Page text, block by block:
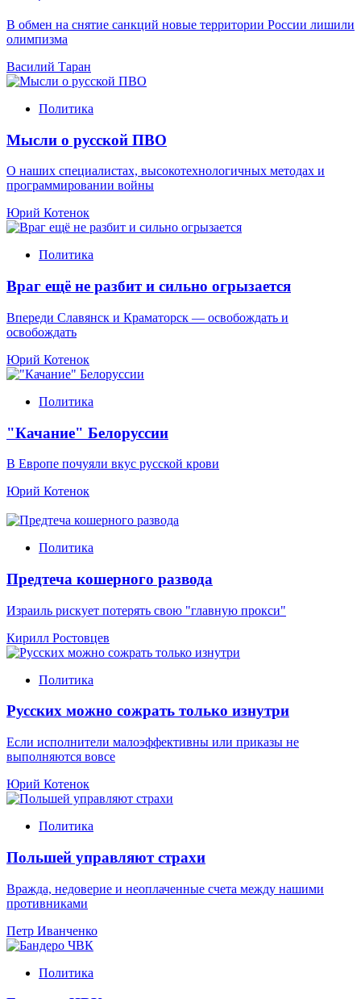
В обмен на снятие санкций новые территории России лишили
олимпизма
Василий Таран
Политика
Мысли о русской ПВО
О наших специалистах, высокотехнологичных методах и
программировании войны
Юрий Котенок
Политика
Враг ещё не разбит и сильно огрызается
Впереди Славянск и Краматорск — освобождать и
освобождать
Юрий Котенок
Политика
"Качание" Белоруссии
В Европе почуяли вкус русской крови
Юрий Котенок
Политика
Предтеча кошерного развода
Израиль рискует потерять свою "главную прокси"
Кирилл Ростовцев
Политика
Русских можно сожрать только изнутри
Если исполнители малоэффективны или приказы не
выполняются вовсе
Юрий Котенок
Политика
Польшей управляют страхи
Вражда, недоверие и неоплаченные счета между нашими
противниками
Петр Иванченко
Политика